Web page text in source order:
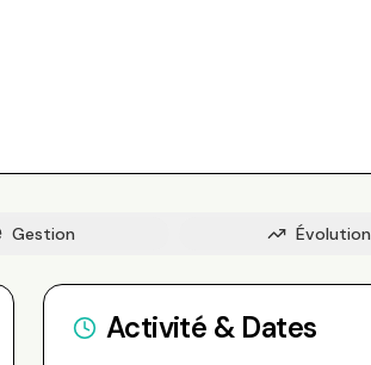
Gestion Évolution
Activité & Dates